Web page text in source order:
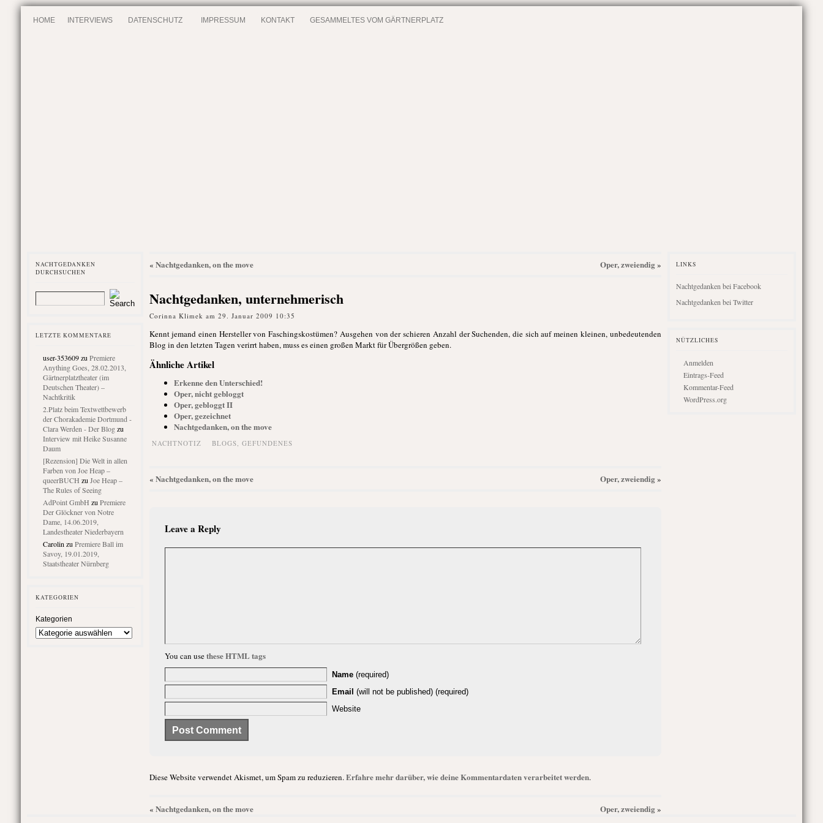
HOME INTERVIEWS DATENSCHUTZ IMPRESSUM KONTAKT GESAMMELTES VOM GÄRTNERPLATZ
NACHTGEDANKEN
DURCHSUCHEN
LETZTE KOMMENTARE
user-353609zu Premiere
Anything Goes, 28.02.2013,
Gärtnerplatztheater (im
Deutschen Theater) –
Nachtkritik
2.Platz beim Textwettbewerb
der Chorakademie Dortmund -
Clara Werden - Der Blogzu
Interview mit Heike Susanne
Daum
[Rezension] Die Welt in allen
Farben von Joe Heap –
queerBUCH zu Joe Heap –
The Rules of Seeing
AdPoint GmbH zu Premiere
Der Glöckner von Notre
Dame, 14.06.2019,
Landestheater Niederbayern
Carolin zu Premiere Ball im
Savoy, 19.01.2019,
Staatstheater Nürnberg
KATEGORIEN
Kategorien
« Nachtgedanken, on the move Oper, zweiendig»
Nachtgedanken, unternehmerisch
Corinna Klimek am 29. Januar 2009 10:35
Kennt jemand einen Hersteller von Faschingskostümen? Ausgehen von der schieren Anzahl der Suchenden, die sich auf meinen kleinen, unbedeutenden
Blog in den letzten Tagen verirrt haben, muss es einen großen Markt für Übergrößen geben.
Ähnliche Artikel
Erkenne den Unterschied!
Oper, nicht gebloggt
Oper, gebloggt II
Oper, gezeichnet
Nachtgedanken, on the move
NACHTNOTIZ BLOGS, GEFUNDENES
« Nachtgedanken, on the move Oper, zweiendig»
Leave a Reply
You can usethese HTML tags
Name (required)
Email (will not be published) (required)
Website
Diese Website verwendet Akismet, um Spam zu reduzieren.Erfahre mehr darüber, wie deine Kommentardaten verarbeitet werden.
« Nachtgedanken, on the move Oper, zweiendig»
LINKS
Nachtgedanken bei Facebook
Nachtgedanken bei Twitter
NÜTZLICHES
Anmelden
Eintrags-Feed
Kommentar-Feed
WordPress.org